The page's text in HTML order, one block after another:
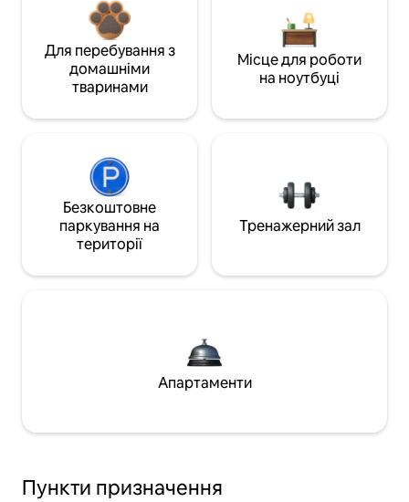
Для перебування з
домашніми
тваринами
Місце для роботи
на ноутбуці
Безкоштовне
паркування на
території
Тренажерний зал
Апартаменти
Пункти призначення